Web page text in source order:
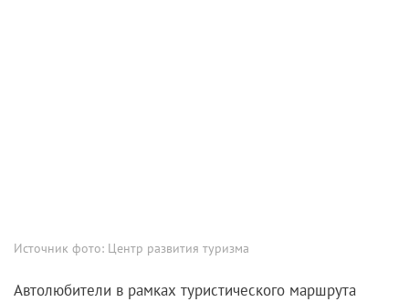
Источник фото: Центр развития туризма
Автолюбители в рамках туристического маршрута